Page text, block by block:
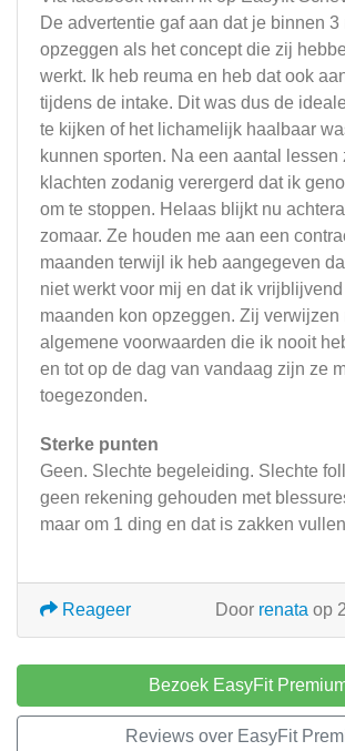
De advertentie gaf aan dat je binnen 3
opzeggen als het concept die zij
werkt. Ik heb reuma en heb dat ook
tijdens de intake. Dit was dus de
te kijken of het lichamelijk haalbaar
kunnen sporten. Na een aantal lessen
klachten zodanig verergerd dat ik
om te stoppen. Helaas blijkt nu
zomaar. Ze houden me aan een
maanden terwijl ik heb aangegeven
niet werkt voor mij en dat ik
maanden kon opzeggen. Zij verwijzen
algemene voorwaarden die ik nooit
en tot op de dag van vandaag zijn ze
toegezonden.
Sterke punten
Geen. Slechte begeleiding. Slechte
geen rekening gehouden met
maar om 1 ding en dat is zakken
Door renata op
Reageer
Bezoek EasyFit
Reviews over EasyFit